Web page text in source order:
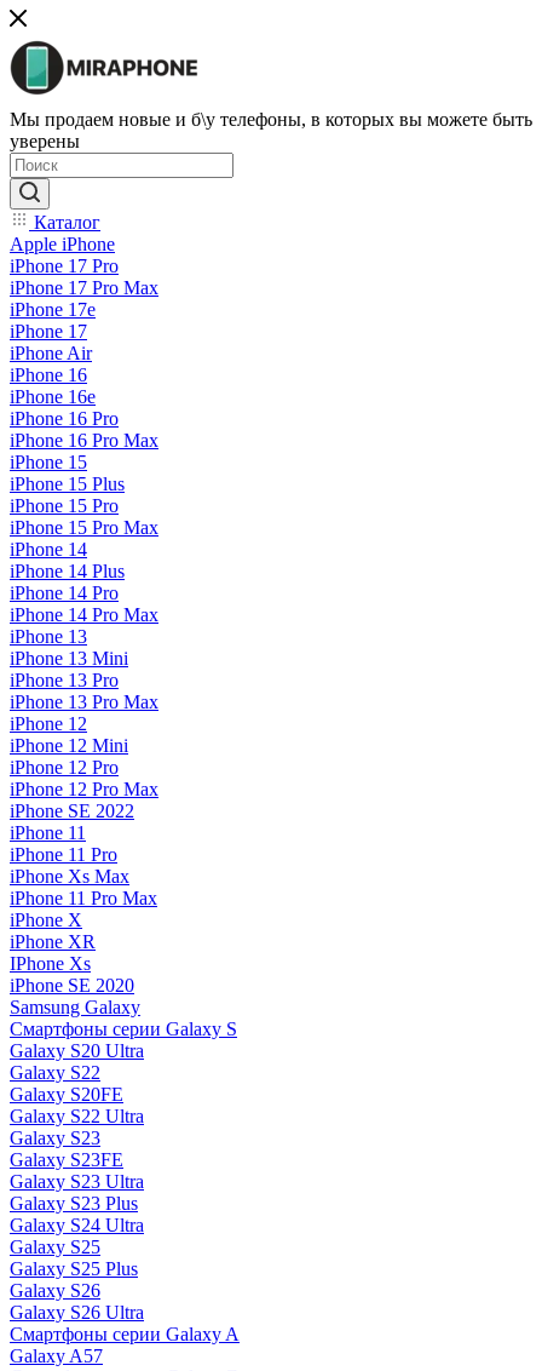
Мы продаем новые и б\у телефоны, в которых вы можете быть
уверены
Каталог
Apple iPhone
iPhone 17 Pro
iPhone 17 Pro Max
iPhone 17e
iPhone 17
iPhone Air
iPhone 16
iPhone 16e
iPhone 16 Pro
iPhone 16 Pro Max
iPhone 15
iPhone 15 Plus
iPhone 15 Pro
iPhone 15 Pro Max
iPhone 14
iPhone 14 Plus
iPhone 14 Pro
iPhone 14 Pro Max
iPhone 13
iPhone 13 Mini
iPhone 13 Pro
iPhone 13 Pro Max
iPhone 12
iPhone 12 Mini
iPhone 12 Pro
iPhone 12 Pro Max
iPhone SE 2022
iPhone 11
iPhone 11 Pro
iPhone Xs Max
iPhone 11 Pro Max
iPhone X
iPhone XR
IPhone Xs
iPhone SE 2020
Samsung Galaxy
Смартфоны серии Galaxy S
Galaxy S20 Ultra
Galaxy S22
Galaxy S20FE
Galaxy S22 Ultra
Galaxy S23
Galaxy S23FE
Galaxy S23 Ultra
Galaxy S23 Plus
Galaxy S24 Ultra
Galaxy S25
Galaxy S25 Plus
Galaxy S26
Galaxy S26 Ultra
Смартфоны серии Galaxy A
Galaxy A57